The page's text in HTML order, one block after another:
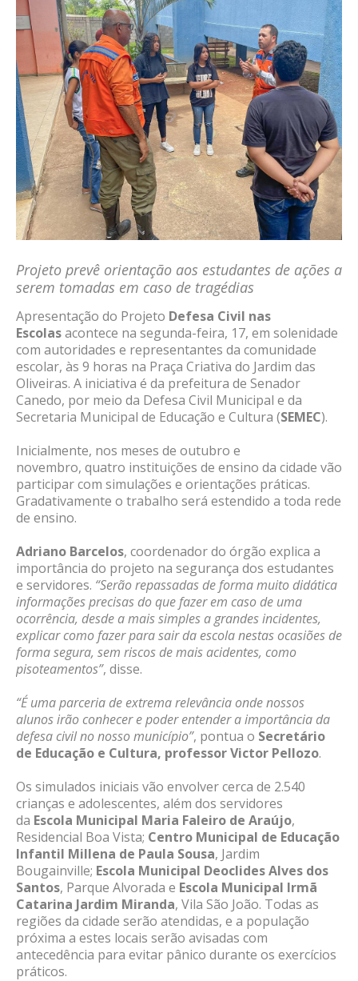
Projeto prevê orientação aos estudantes de ações a
serem tomadas em caso de tragédias
Apresentação do Projeto Defesa Civil nas
Escolasacontece na segunda-feira, 17, em solenidade
com autoridades e representantes da comunidade
escolar, às 9 horas na Praça Criativa do Jardim das
Oliveiras. A iniciativa é da prefeitura de Senador
Canedo, por meio da Defesa Civil Municipal e da
Secretaria Municipal de Educação e Cultura (SEMEC).
Inicialmente, nos meses de outubro e
novembro, quatro instituições de ensino da cidade vão
participar com simulações e orientações práticas.
Gradativamente o trabalho será estendido a toda rede
de ensino.
Adriano Barcelos, coordenador do órgão explica a
importância do projeto na segurança dos estudantes
e servidores. “Serão repassadas de forma muito didática
informações precisas do que fazer em caso de uma
ocorrência, desde a mais simples a grandes incidentes,
explicar como fazer para sair da escola nestas ocasiões de
forma segura, sem riscos de mais acidentes, como
pisoteamentos”, disse.
“É uma parceria de extrema relevância onde nossos
alunos irão conhecer e poder entender a importância da
defesa civil no nosso município”, pontua o Secretário
de Educação e Cultura, professor Victor Pellozo.
Os simulados iniciais vão envolver cerca de 2.540
crianças e adolescentes, além dos servidores
da Escola Municipal Maria Faleiro de Araújo,
Residencial Boa Vista; Centro Municipal de Educação
Infantil Millena de Paula Sousa, Jardim
Bougainville; Escola Municipal Deoclides Alves dos
Santos, Parque Alvorada e Escola Municipal Irmã
Catarina Jardim Miranda, Vila São João. Todas as
regiões da cidade serão atendidas, e a população
próxima a estes locais serão avisadas com
antecedência para evitar pânico durante os exercícios
práticos.